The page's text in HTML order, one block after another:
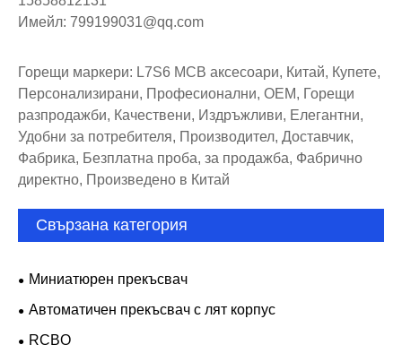
Имейл: 799199031@qq.com
Горещи маркери: L7S6 MCB аксесоари, Китай, Купете,
Персонализирани, Професионални, OEM, Горещи
разпродажби, Качествени, Издръжливи, Елегантни,
Удобни за потребителя, Производител, Доставчик,
Фабрика, Безплатна проба, за продажба, Фабрично
директно, Произведено в Китай
Свързана категория
Миниатюрен прекъсвач
Автоматичен прекъсвач с лят корпус
RCBO